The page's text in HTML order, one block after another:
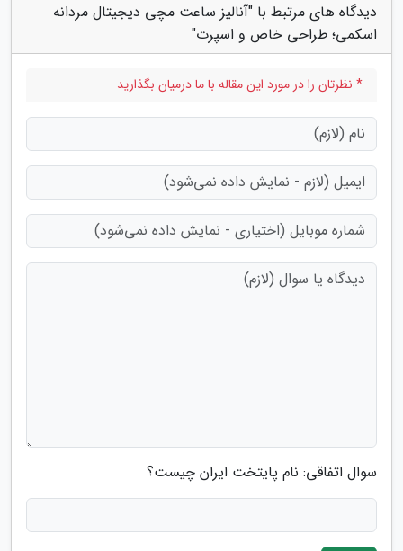
دیدگاه های مرتبط با "آنالیز ساعت مچی دیجیتال مردانه
اسکمی؛ طراحی خاص و اسپرت"
* نظرتان را در مورد این مقاله با ما درمیان بگذارید
سوال اتفاقی: نام پایتخت ایران چیست؟